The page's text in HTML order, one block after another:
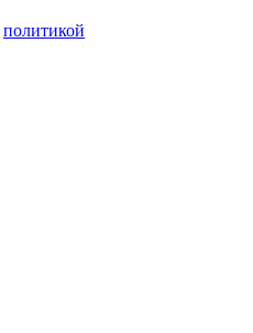
политикой